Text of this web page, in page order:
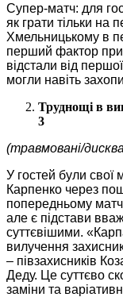
Супер-матч: для
як грати тільки на
Хмельницькому в
перший фактор при
відстали від
могли навіть
Труднощі в
3
(травмовані/
У гостей були
Карпенко через
попередньому
але є підстави
суттєвішими.
вилучення
– півзахисників
Деду. Це суттєво
заміни та